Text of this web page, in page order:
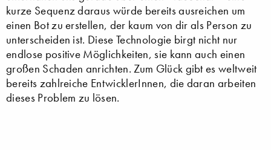
kurze Sequenz daraus würde bereits ausreichen um
einen Bot zu erstellen, der kaum von dir als Person zu
unterscheiden ist. Diese Technologie birgt nicht nur
endlose positive Möglichkeiten, sie kann auch einen
großen Schaden anrichten. Zum Glück gibt es weltweit
bereits zahlreiche EntwicklerInnen, die daran arbeiten
dieses Problem zu lösen.